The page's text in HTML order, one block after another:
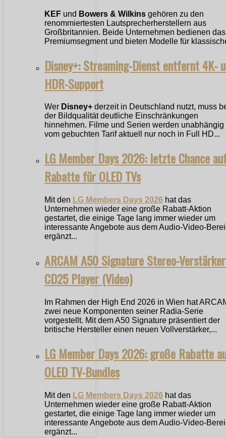
KEF und Bowers & Wilkins gehören zu den
renommiertesten Lautsprecherherstellern aus
Großbritannien. Beide Unternehmen bedienen das
Premiumsegment und bieten Modelle für
Disney+: Streaming-Dienst entfernt 4K-
HDR-Support
Wer Disney+ derzeit in Deutschland nutzt, muss
der Bildqualität deutliche Einschränkungen
hinnehmen. Filme und Serien werden unabhängig
vom gebuchten Tarif aktuell nur noch in Full HD...
LG Member Days 2026: letzte Chance
Rabatte für OLED TVs
Mit den LG Members Days 2026 hat das
Unternehmen wieder eine große Rabatt-Aktion
gestartet, die einige Tage lang immer wieder um
interessante Angebote aus dem Audio-Video-
ergänzt...
ARCAM A50 Signature Stereo-
CD25 Player (Video)
Im Rahmen der High End 2026 in Wien hat
zwei neue Komponenten seiner Radia-Serie
vorgestellt. Mit dem A50 Signature präsentiert der
britische Hersteller einen neuen Vollverstärker,...
LG Member Days 2026: große Rabatte
OLED TV-Bundles
Mit den LG Members Days 2026 hat das
Unternehmen wieder eine große Rabatt-Aktion
gestartet, die einige Tage lang immer wieder um
interessante Angebote aus dem Audio-Video-
ergänzt...